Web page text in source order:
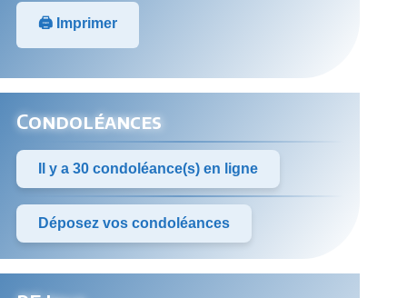
🖨️ Imprimer
Condoléances
Il y a 30 condoléance(s) en ligne
Déposez vos condoléances